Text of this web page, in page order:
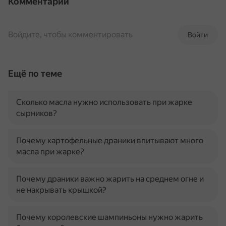
Войти
Войдите, чтобы комментировать
Ещё по теме
Сколько масла нужно использовать при жарке
сырников?
Почему картофельные драники впитывают много
масла при жарке?
Почему драники важно жарить на среднем огне и
не накрывать крышкой?
Почему королевские шампиньоны нужно жарить